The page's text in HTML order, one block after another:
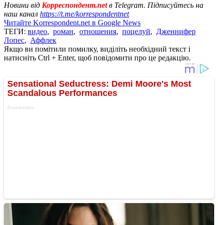
Новини від Корреспондент.netв Telegram. Підписуйтесь на
наш канал https://t.me/korrespondentnet
Читайте Korrespondent.net в Google News
ТЕГИ: видео, роман, отношения, поцелуй, Дженнифер
Лопес, Аффлек
Якщо ви помітили помилку, виділіть необхідний текст і
натисніть Ctrl + Enter, щоб повідомити про це редакцію.